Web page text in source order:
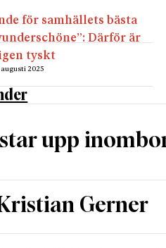
för samhällets bästa
Därför är
tyskt
augusti 2025
upp
Gerner